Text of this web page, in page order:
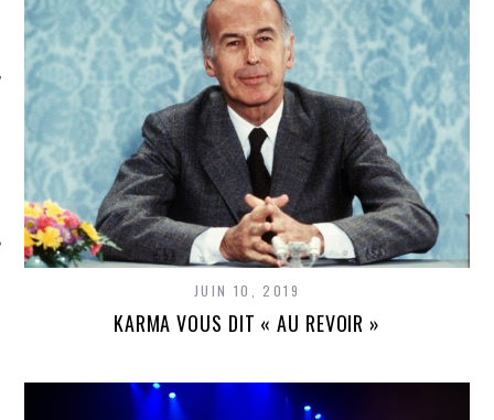
SOCIAUX
JUIN 10, 2019
KARMA VOUS DIT « AU REVOIR »